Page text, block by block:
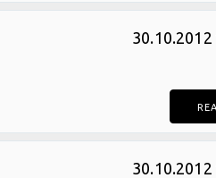
30.10.2012
30.10.2012